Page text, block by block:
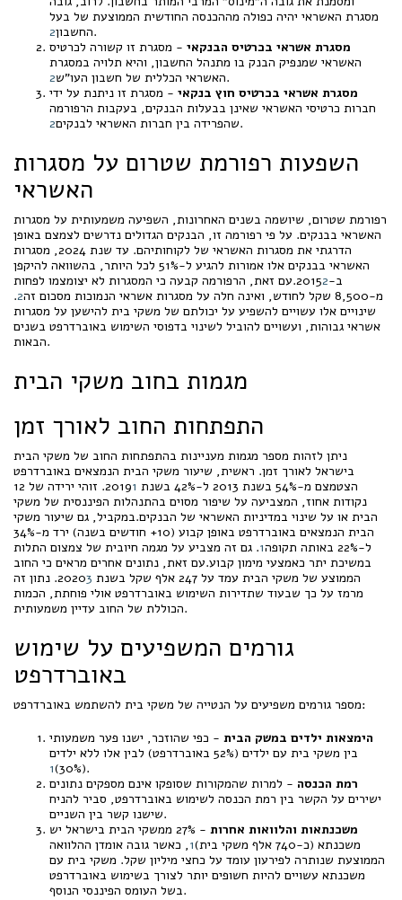
מסגרת האשראי יהיה כפולה מההכנסה החודשית הממוצעת של בעל
החשבון2
.
מסגרת אשראי בכרטיס הבנקאי - מסגרת זו קשורה לכרטיס
האשראי שמנפיק הבנק בו מתנהל החשבון, והיא תלויה במסגרת
האשראי הכללית של חשבון העו"ש2
.
מסגרת אשראי בכרטיס חוץ בנקאי - מסגרת זו ניתנת על ידי
חברות כרטיסי האשראי שאינן בבעלות הבנקים, בעקבות הרפורמה
שהפרידה בין חברות האשראי לבנקים2 .
השפעות רפורמת שטרום על מסגרות
האשראי
רפורמת שטרום, שיושמה בשנים האחרונות, השפיעה משמעותית על מסגרות
האשראי בבנקים. על פי רפורמה זו, הבנקים הגדולים נדרשים לצמצם באופן
הדרגתי את מסגרות האשראי של לקוחותיהם. עד שנת 2024, מסגרות
האשראי בבנקים אלו אמורות להגיע ל-51% לכל היותר, בהשוואה להיקפן
ב-20152
.עם זאת, הרפורמה קבעה כי המסגרות לא יצומצמו לפחות
מ-8,500 שקל לחודש, ואינה חלה על מסגרות אשראי הנמוכות מסכום זה
2
.
שינויים אלו עשויים להשפיע על יכולתם של משקי בית להישען על מסגרות
אשראי גבוהות, ועשויים להוביל לשינוי בדפוסי השימוש באוברדרפט בשנים
הבאות.
מגמות בחוב משקי הבית
התפתחות החוב לאורך זמן
ניתן לזהות מספר מגמות מעניינות בהתפתחות החוב של משקי הבית
בישראל לאורך זמן. ראשית, שיעור משקי הבית הנמצאים באוברדרפט
הצטמצם מ-54% בשנת 2013 ל-42% בשנת 2019
1
. זוהי ירידה של 12
נקודות אחוז, המצביעה על שיפור מסוים בהתנהלות הפיננסית של משקי
הבית או על שינוי במדיניות האשראי של הבנקים.במקביל, גם שיעור משקי
הבית הנמצאים באוברדרפט באופן קבוע (10+ חודשים בשנה) ירד מ-34%
ל-22% באותה תקופה
1. גם זה מצביע על מגמה חיובית של צמצום התלות
במשיכת יתר כאמצעי מימון קבוע.עם זאת, נתונים אחרים מראים כי החוב
הממוצע של משקי הבית עמד על 247 אלף שקל בשנת 2020
3
. נתון זה
מרמז על כך שבעוד שתדירות השימוש באוברדרפט אולי פוחתת, הכמות
הכוללת של החוב עדיין משמעותית.
גורמים המשפיעים על שימוש
באוברדרפט
מספר גורמים משפיעים על הנטייה של משקי בית להשתמש באוברדרפט:
הימצאות ילדים במשק הבית - כפי שהוזכר, ישנו פער משמעותי
בין משקי בית עם ילדים (52% באוברדרפט) לבין אלו ללא ילדים
(30%)
1
.
רמת הכנסה - למרות שהמקורות שסופקו אינם מספקים נתונים
ישירים על הקשר בין רמת הכנסה לשימוש באוברדרפט, סביר להניח
שישנו קשר בין השניים.
משכנתאות והלוואות אחרות
- 27% ממשקי הבית בישראל יש
משכנתא (כ-740 אלף משקי בית)
1, כאשר גובה אומדן ההלוואה
הממוצעת שנותרה לפירעון עומד על כחצי מיליון שקל. משקי בית עם
משכנתא עשויים להיות חשופים יותר לצורך בשימוש באוברדרפט
בשל העומס הפיננסי הנוסף.